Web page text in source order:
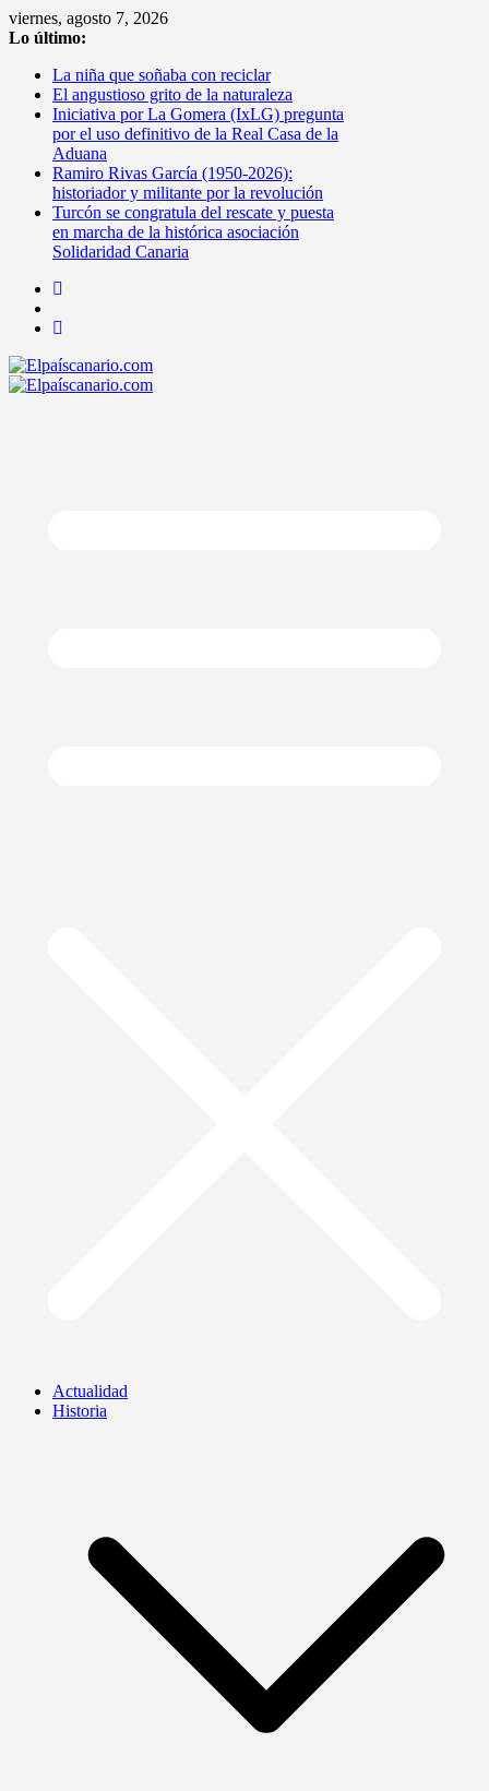
Saltar
al
viernes, agosto 7, 2026
Lo último:
La niña que soñaba con reciclar
El angustioso grito de la naturaleza
Iniciativa por La Gomera (IxLG) pregunta
por el uso definitivo de la Real Casa de la
Aduana
Ramiro Rivas García (1950-2026):
historiador y militante por la revolución
Turcón se congratula del rescate y puesta
en marcha de la histórica asociación
Solidaridad Canaria
Actualidad
Historia